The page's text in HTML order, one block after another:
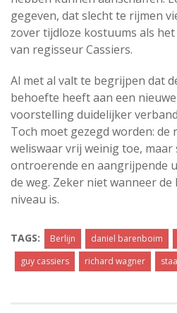
gegeven, dat slecht te rijmen
zover tijdloze kostuums als
van regisseur Cassiers.
Al met al valt te begrijpen dat
behoefte heeft aan een nieuwe
voorstelling duidelijker
Toch moet gezegd worden: de
weliswaar vrij weinig toe, maar
ontroerende en aangrijpende
de weg. Zeker niet wanneer
niveau is.
TAGS: Berlijn daniel barenboim
guy cassiers
richard wagner